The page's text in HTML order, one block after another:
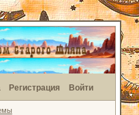
Регистрация Войти